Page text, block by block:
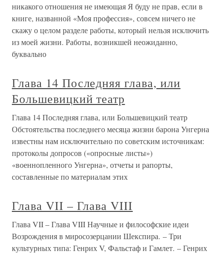
никакого отношения не имеющая Я буду не прав, если в
книге, названной «Моя профессия», совсем ничего не
скажу о целом разделе работы, который нельзя исключить
из моей жизни. Работы, возникшей неожиданно,
буквально
Глава 14 Последняя глава, или
Большевицкий театр
Глава 14 Последняя глава, или Большевицкий театр
Обстоятельства последнего месяца жизни барона Унгерна
известны нам исключительно по советским источникам:
протоколы допросов («опросные листы»)
«военнопленного Унгерна», отчеты и рапорты,
составленные по материалам этих
Глава VII – Глава VIII
Глава VII – Глава VIII Научные и философские идеи
Возрождения в миросозерцании Шекспира. – Три
культурных типа: Генрих V, Фальстаф и Гамлет. – Генрих